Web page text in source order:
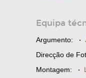
Equipa
Argumento: ·
Direcção de
Montagem: ·